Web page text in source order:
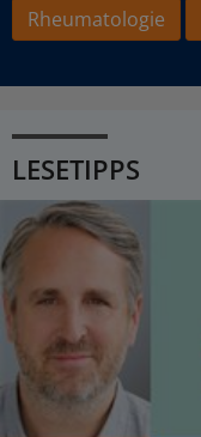
Rheumatologie
LESETIPPS